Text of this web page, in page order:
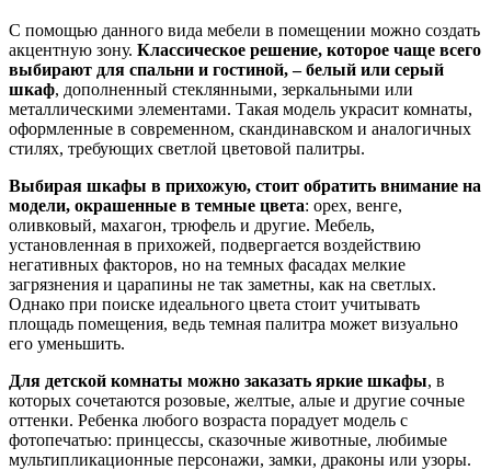
С помощью данного вида мебели в помещении можно создать
акцентную зону. Классическое решение, которое чаще всего
выбирают для спальни и гостиной, – белый или серый
шкаф, дополненный стеклянными, зеркальными или
металлическими элементами. Такая модель украсит комнаты,
оформленные в современном, скандинавском и аналогичных
стилях, требующих светлой цветовой палитры.
Выбирая шкафы в прихожую, стоит обратить внимание на
модели, окрашенные в темные цвета: орех, венге,
оливковый, махагон, трюфель и другие. Мебель,
установленная в прихожей, подвергается воздействию
негативных факторов, но на темных фасадах мелкие
загрязнения и царапины не так заметны, как на светлых.
Однако при поиске идеального цвета стоит учитывать
площадь помещения, ведь темная палитра может визуально
его уменьшить.
Для детской комнаты можно заказать яркие шкафы, в
которых сочетаются розовые, желтые, алые и другие сочные
оттенки. Ребенка любого возраста порадует модель с
фотопечатью: принцессы, сказочные животные, любимые
мультипликационные персонажи, замки, драконы или узоры.